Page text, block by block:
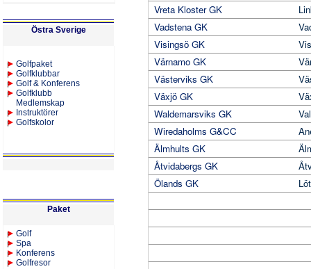
Östra Sverige
Golfpaket
Golfklubbar
Golf & Konferens
Golfklubb
Medlemskap
Instruktörer
Golfskolor
Paket
Golf
Spa
Konferens
Golfresor
Vreta Kloster GK
Vadstena GK
Visingsö GK
Värnamo GK
Västerviks GK
Växjö GK
Waldemarsviks GK
Wiredaholms G&CC
Älmhults GK
Åtvidabergs GK
Ölands GK